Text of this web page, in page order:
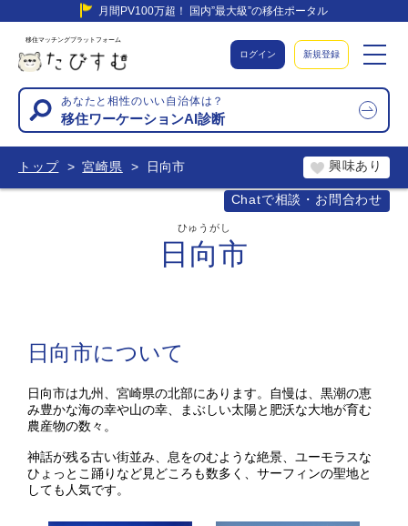
月間PV100万超！ 国内”最大級”の移住ポータル
移住マッチングプラットフォーム
ログイン 新規登録
あなたと相性のいい自治体は？
移住ワーケーションAI診断
トップ 宮崎県 日向市
Chatで相談・お問合わせ
興味あり
日向市
ひゅうがし
日向市について
日向市は九州、宮崎県の北部にあります。自慢は、黒潮の恵
み豊かな海の幸や山の幸、まぶしい太陽と肥沃な大地が育む
農産物の数々。
神話が残る古い街並み、息をのむような絶景、ユーモラスな
ひょっとこ踊りなど見どころも数多く、サーフィンの聖地と
しても人気です。